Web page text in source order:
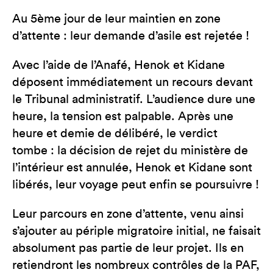
Au 5ème jour de leur maintien en zone
d’attente : leur demande d’asile est rejetée !
Avec l’aide de l’Anafé, Henok et Kidane
déposent immédiatement un recours devant
le Tribunal administratif. L’audience dure une
heure, la tension est palpable. Après une
heure et demie de délibéré, le verdict
tombe : la décision de rejet du ministère de
l’intérieur est annulée, Henok et Kidane sont
libérés, leur voyage peut enfin se poursuivre !
Leur parcours en zone d’attente, venu ainsi
s’ajouter au périple migratoire initial, ne faisait
absolument pas partie de leur projet. Ils en
retiendront les nombreux contrôles de la PAF,